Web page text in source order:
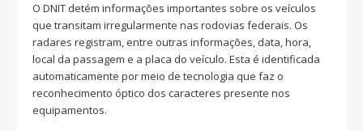
O DNIT detém informações importantes sobre os veículos
que transitam irregularmente nas rodovias federais. Os
radares registram, entre outras informações, data, hora,
local da passagem e a placa do veículo. Esta é identificada
automaticamente por meio de tecnologia que faz o
reconhecimento óptico dos caracteres presente nos
equipamentos.